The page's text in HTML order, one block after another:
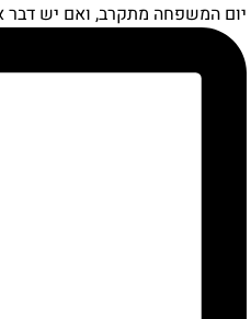
יום המשפחה מתקרב, ואם יש